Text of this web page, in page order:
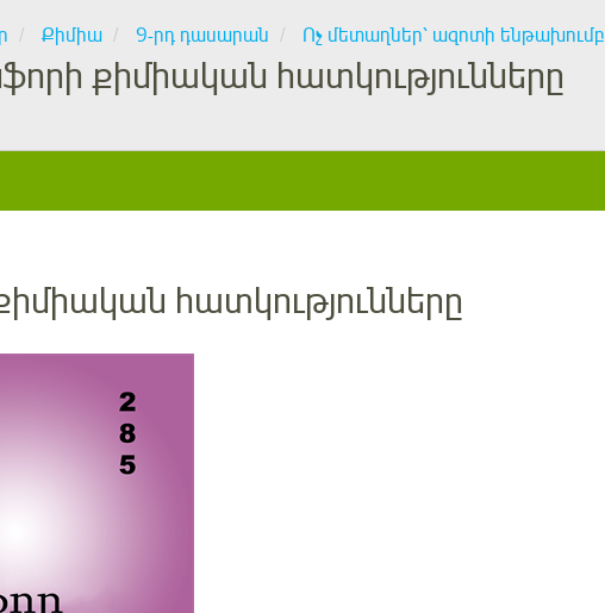
Քիմիա 9-րդ դասարան Ոչ մետաղներ՝ ազոտի ենթախումբ
քիմիական հատկությունները
հատկությունները